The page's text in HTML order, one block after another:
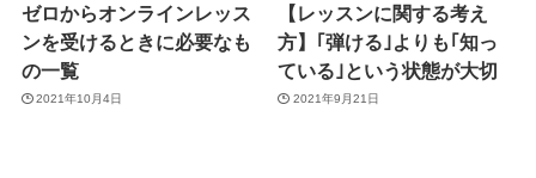
ゼロからオンラインレッス
ンを受けるときに必要なも
の一覧
2021年10月4日
【レッスンに関する考え
方】｢弾ける｣よりも｢知っ
ている｣という状態が大切
2021年9月21日